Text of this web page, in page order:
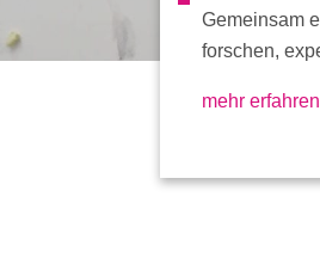
Gemeinsam
forschen,
mehr erfahren